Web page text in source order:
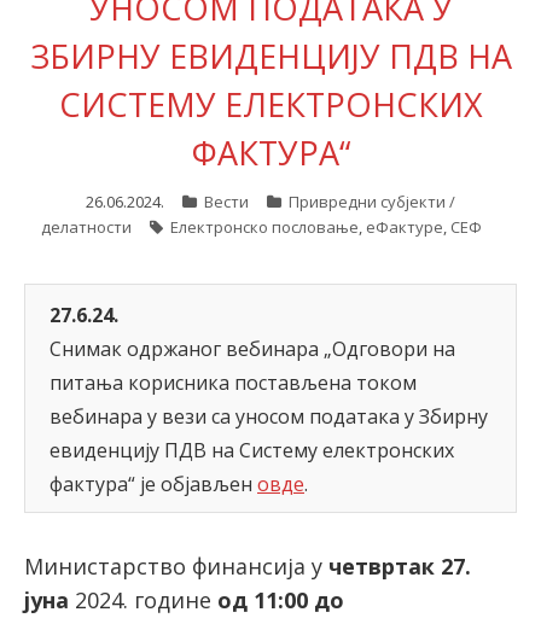
О нама
Претплата
latinica
ЗБИРНУ ЕВИДЕНЦИЈУ ПДВ НА
СИСТЕМУ ЕЛЕКТРОНСКИХ
ФАКТУРА“
26.06.2024. Вести
Привредни субјекти /
делатности
Електронско пословање, еФактуре, СЕФ
27.6.24.
Снимак одржаног вебинара „Одговори на
питања корисника постављена током
вебинара у вези са уносом података у Збирну
евиденцију ПДВ на Систему електронских
фактура“ је објављен овде.
Министарство финансија у четвртак 27.
јуна 2024. године од 11:00 до